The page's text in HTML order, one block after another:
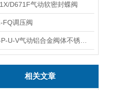
D671F气动软密封蝶阀
FQ调压阀
相关文章